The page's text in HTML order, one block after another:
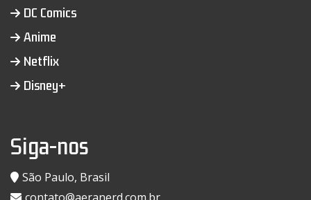
DC Comics
Anime
Netflix
Disney+
Siga-nos
São Paulo, Brasil